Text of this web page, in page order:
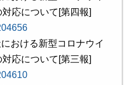
応について[第四報]
おける新型コロナウイ
応について[第三報]